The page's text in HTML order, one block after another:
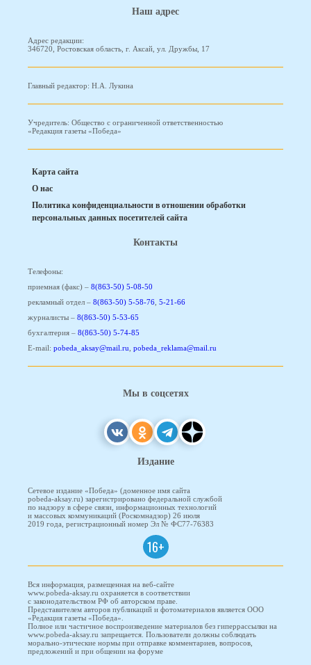
Наш адрес
Адрес редакции:
346720, Ростовская область, г. Аксай, ул. Дружбы, 17
Главный редактор: Н.А. Лукина
Учредитель: Общество с ограниченной ответственностью
«Редакция газеты «Победа»
Карта сайта
О нас
Политика конфиденциальности в отношении обработки
персональных данных посетителей сайта
Контакты
Телефоны:
приемная (факс) – 8(863-50) 5-08-50
рекламный отдел – 8(863-50) 5-58-76, 5-21-66
журналисты – 8(863-50) 5-53-65
бухгалтерия – 8(863-50) 5-74-85
E-mail: pobeda_aksay@mail.ru, pobeda_reklama@mail.ru
Мы в соцсетях
Издание
Сетевое издание «Победа» (доменное имя сайта
pobeda-aksay.ru) зарегистрировано федеральной службой
по надзору в сфере связи, информационных технологий
и массовых коммуникаций (Роскомнадзор) 26 июля
2019 года, регистрационный номер Эл № ФС77-76383
16+
Вся информация, размещенная на веб-сайте
www.pobeda-aksay.ru охраняется в соответствии
с законодательством РФ об авторском праве.
Представителем авторов публикаций и фотоматериалов является ООО
«Редакция газеты «Победа».
Полное или частичное воспроизведение материалов без гиперрассылки на
www.pobeda-aksay.ru запрещается. Пользователи должны соблюдать
морально-этические нормы при отправке комментариев, вопросов,
предложений и при общении на форуме